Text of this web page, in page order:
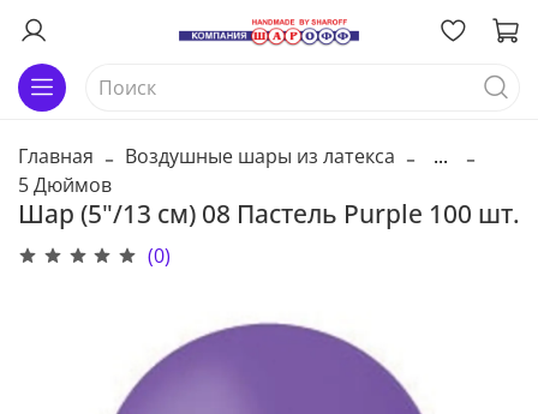
Главная Воздушные шары из латекса
...
5 Дюймов
Шар (5"/13 см) 08 Пастель Purple 100 шт.
(0)